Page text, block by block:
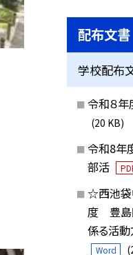
配布文書
学校配布
令和８
(20 KB)
令和8
部活
☆西池袋
度 豊島
係る活動
Word